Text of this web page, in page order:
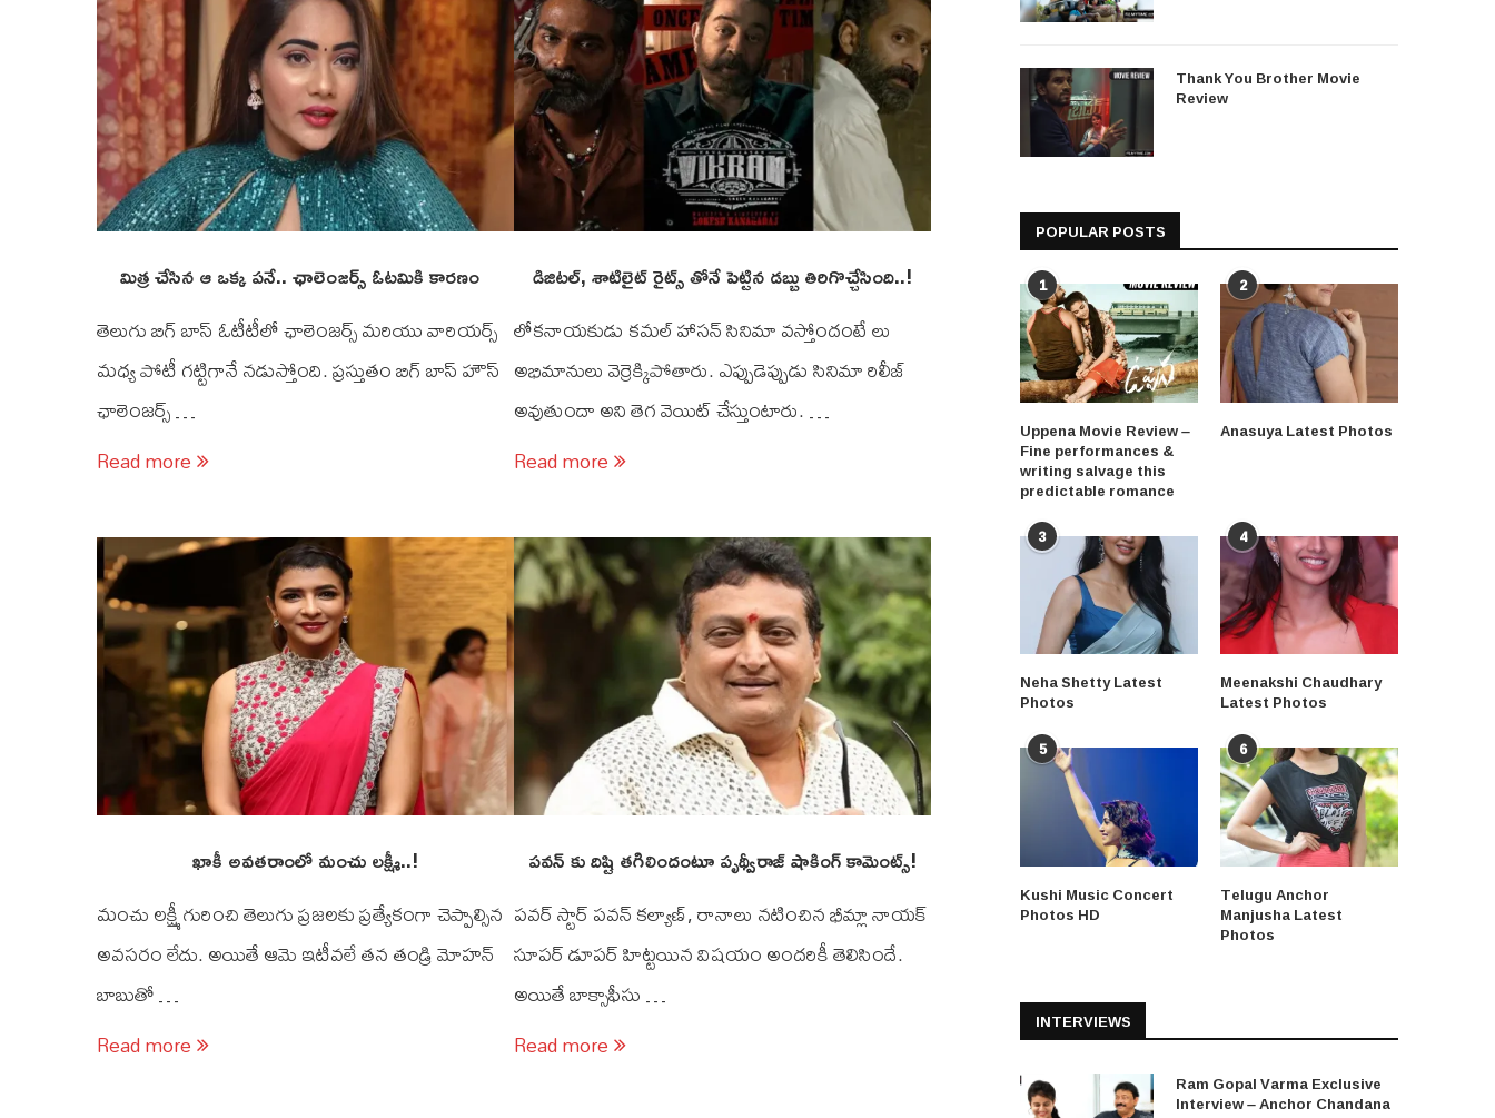
మిత్ర చేసిన ఆ ఒక్క పనే.. ఛాలెంజర్స్ ఓటమికి కారణం
తెలుగు బిగ్ బాస్ ఓటీటీలో ఛాలెంజర్స్ మరియు వారియర్స్
మధ్య పోటీ గట్టిగానే నడుస్తోంది. ప్రస్తుతం బిగ్ బాస్ హౌస్
ఛాలెంజర్స్ …
Read more
డిజిటల్, శాటిలైట్ రైట్స్ తోనే పెట్టిన డబ్బు తిరిగొచ్చేసింది..!
లోకనాయకుడు కమల్ హాసన్ సినిమా వస్తోందంటే లు
అభిమానులు వెర్రెక్కిపోతారు. ఎప్పుడెప్పుడు సినిమా రిలీజ్
అవుతుందా అని తెగ వెయిట్ చేస్తుంటారు. …
Read more
ఖాకీ అవతరాంలో మంచు లక్ష్మీ..!
మంచు లక్ష్మీ గురించి తెలుగు ప్రజలకు ప్రత్యేకంగా చెప్పాల్సిన
అవసరం లేదు. అయితే ఆమె ఇటీవలే తన తండ్రి మోహన్
బాబుతో …
Read more
పవన్ కు దిష్టి తగిలిందంటూ పృథ్వీరాజ్ షాకింగ్ కామెంట్స్!
పవర్ స్టార్ పవన్ కల్యాణ్, రానాలు నటించిన భీమ్లా నాయక్
సూపర్ డూపర్ హిట్టయిన విషయం అందరికీ తెలిసిందే.
అయితే బాక్సాఫీసు …
Read more
Thank You Brother Movie
Review
POPULAR POSTS
1
Uppena Movie Review –
Fine performances &
writing salvage this
predictable romance
2
Anasuya Latest Photos
3
Neha Shetty Latest
Photos
4
Meenakshi Chaudhary
Latest Photos
5
Kushi Music Concert
Photos HD
6
Telugu Anchor
Manjusha Latest
Photos
INTERVIEWS
Ram Gopal Varma Exclusive
Interview – Anchor Chandana